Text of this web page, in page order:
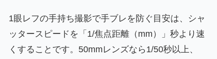
1眼レフの手持ち撮影で手ブレを防ぐ目安は、シャ
ッタースピードを「1/焦点距離（mm）」秒より速
くすることです。50mmレンズなら1/50秒以上、